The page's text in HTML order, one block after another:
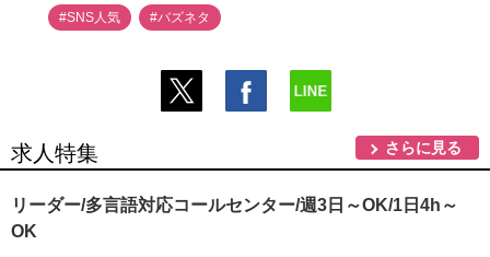
#SNS人気 #バズネタ
求人特集 さらに見る
リーダー/多言語対応コールセンター/週3日～OK/1日4h～
OK